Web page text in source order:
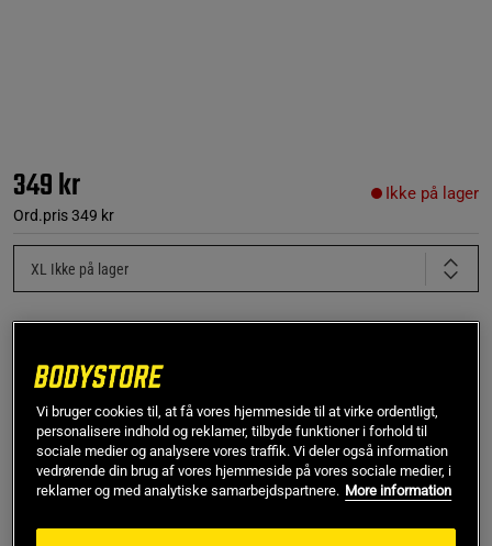
349 kr
Ord.pris349 kr
Ikke på lager
XL Ikke på lager
!
Dette produkt er desværre ikke på lager. Få besked når
det kommer på lager igen.
Vi bruger cookies til, at få vores hjemmeside til at virke ordentligt,
personalisere indhold og reklamer, tilbyde funktioner i forhold til
sociale medier og analysere vores traffik. Vi deler også information
vedrørende din brug af vores hjemmeside på vores sociale medier, i
reklamer og med analytiske samarbejdspartnere. More information